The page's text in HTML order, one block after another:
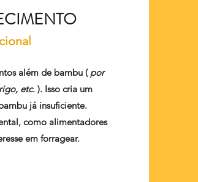
além de bambu ( por
etc. ). Isso cria um
já insuficiente.
como alimentadores
em forragear.